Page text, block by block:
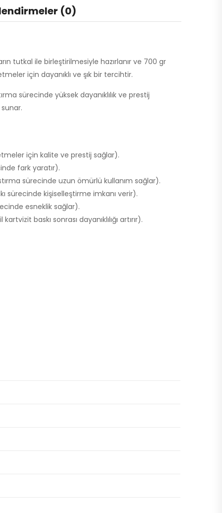
(0)
tutkal ile birleştirilmesiyle hazırlanır ve 700 gr
için dayanıklı ve şık bir tercihtir.
sürecinde yüksek dayanıklılık ve prestij
için kalite ve prestij sağlar).
fark yaratır).
sürecinde uzun ömürlü kullanım sağlar).
sürecinde kişiselleştirme imkanı verir).
esneklik sağlar).
baskı sonrası dayanıklılığı artırır).